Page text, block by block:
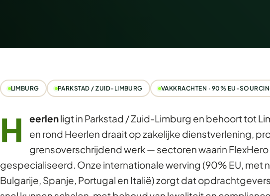
LIMBURG PARKSTAD / ZUID-LIMBURG VAKKRACHTEN · 90% EU-
H eerlenligt in Parkstad / Zuid-Limburg en behoort tot
en rond Heerlen draait op zakelijke dienstverlening,
grensoverschrijdend werk — sectoren waarin
gespecialiseerd. Onze internationale werving (90% EU, met
Bulgarije, Spanje, Portugal en Italië) zorgt dat